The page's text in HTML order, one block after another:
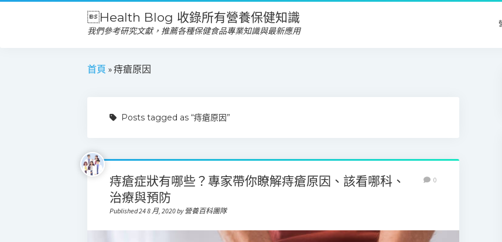
Health Blog 收錄所有營養保健知識
我們參考研究文獻，推薦各種保健食品專業知識與最新應用
首頁 »痔瘡原因
Posts tagged as “痔瘡原因”
痔瘡症狀有哪些？專家帶你瞭解痔瘡原因、該看哪科、
治療與預防
Published 24 8 月, 2020 by 營養百科團隊
0